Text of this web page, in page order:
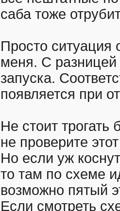
саба тоже
Просто ситуация
меня. С разницей
запуска.
появляется при
Не стоит трогать
не проверите
Но если уж
то там по схеме
возможно пятый
Если смотреть